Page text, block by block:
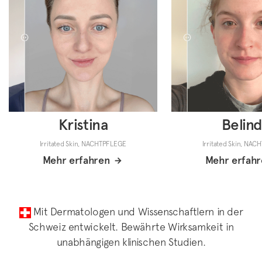
Kristina
Irritated Skin, NACHTPFLEGE
Mehr erfahren
Irritated Skin,
Mehr
Mit Dermatologen und Wissenschaftlern in der
Schweiz entwickelt. Bewährte Wirksamkeit in
unabhängigen klinischen Studien.